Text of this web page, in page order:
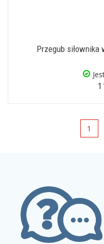
Przegub siłownika
1